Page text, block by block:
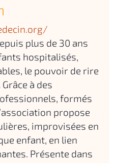
plus de 30 ans
hospitalisés,
le pouvoir de rire
à des
formés
propose
improvisées en
enfant, en lien
Présente dans